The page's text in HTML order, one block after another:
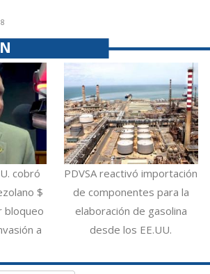
cobró
$
bloqueo
a
PDVSA reactivó importación
de componentes para la
elaboración de gasolina
desde los EE.UU.